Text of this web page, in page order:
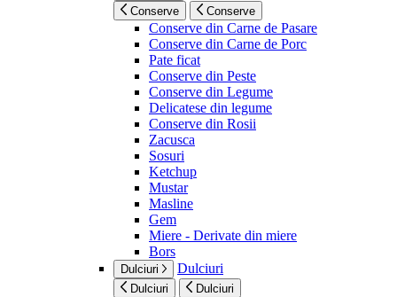
Conserve Conserve
Conserve din Carne de Pasare
Conserve din Carne de Porc
Pate ficat
Conserve din Peste
Conserve din Legume
Delicatese din legume
Conserve din Rosii
Zacusca
Sosuri
Ketchup
Mustar
Masline
Gem
Miere - Derivate din miere
Bors
Dulciuri Dulciuri
Dulciuri Dulciuri